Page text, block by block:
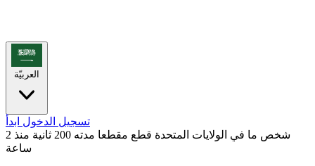
العربيّة
تسجيل الدخول ابدأ
شخص ما في الولايات المتحدة قطع مقطعا مدته 200 ثانية
منذ 2
ساعة